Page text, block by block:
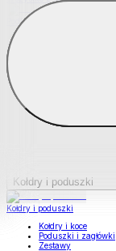
Podkładki na materace
Materace nawierzchniowe
Kołdry i poduszki
Kołdry i poduszki
Kołdry i koce
Poduszki i zagłówki
Zestawy